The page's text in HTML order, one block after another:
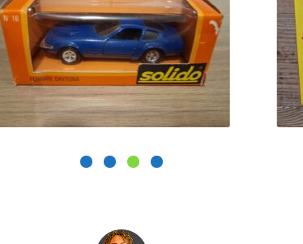
25.00 €
Ajouter au panier